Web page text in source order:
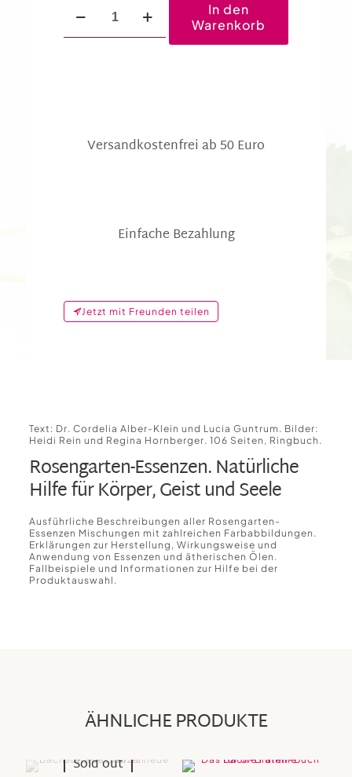
Rosengarten-
Handbuch.
In den
Warenkorb
Versandkosten­frei ab 50 Euro
Einfache Bezahlung
Jetzt mit Freunden teilen
Text: Dr. Cordelia Alber-Klein und Lucia Guntrum. Bilder:
Heidi Rein und Regina Hornberger. 106 Seiten, Ringbuch.
Rosengarten-Essenzen. Natürliche
Hilfe für Körper, Geist und Seele
Ausführliche Beschreibungen aller Rosengarten-
Essenzen Mischungen mit zahlreichen Farbabbildungen.
Erklärungen zur Herstellung, Wirkungsweise und
Anwendung von Essenzen und ätherischen Ölen.
Fallbeispiele und Informationen zur Hilfe bei der
Produktauswahl.
ÄHNLICHE PRODUKTE
Sold out